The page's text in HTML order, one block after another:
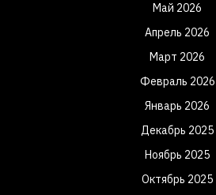
Май 2026
Апрель 2026
Март 2026
Февраль 2026
Январь 2026
Декабрь 2025
Ноябрь 2025
Октябрь 2025